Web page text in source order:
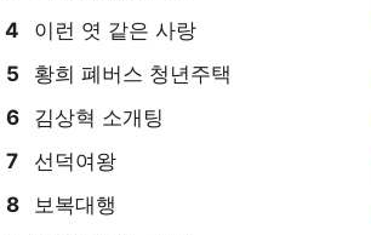
4 이런 엿 같은 사랑
5 황희 폐버스 청년주택
6 김상혁 소개팅
7 선덕여왕
8 보복대행